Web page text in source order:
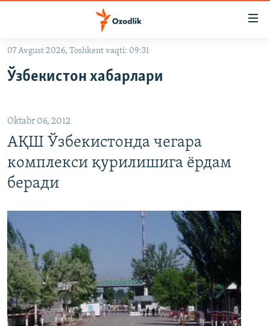
Асосий
Қидиришга
ўтинг
OZODLIK SURISHTIRUVLARI
На русском
ИЖТИМОИЙ ТАРМОҚЛАР
Озодлик бошқа тилларда
07 Avgust 2026, Toshkent vaqti: 09:31
Ўзбекистон хабарлари
Oktabr 06, 2012
АҚШ Ўзбекистонда чегара
комплекси қурилишига ёрдам
беради